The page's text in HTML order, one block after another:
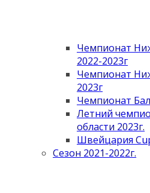
Чемпионат
2022-2023г
Чемпионат
2023г
Чемпионат
Летний
области 2023г.
Швейцария
Сезон 2021-2022г.